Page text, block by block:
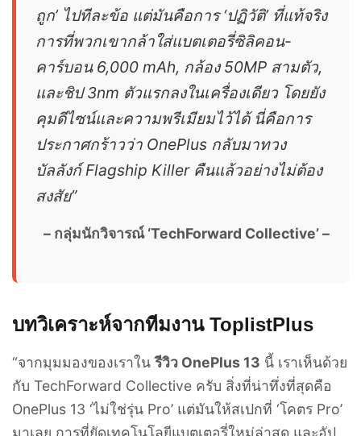
ถูก’ ไปทีละข้อ แต่มันคือการ ‘ปฏิวัติ’ ที่แท้จริง
การที่พวกเขากล้าใส่แบตเตอรี่ซิลิคอน-
คาร์บอน 6,000 mAh, กล้อง 50MP สามตัว,
และชิป 3nm ตัวแรกลงในเครื่องเดียว โดยยัง
คุมดีไซน์และความพรีเมียมไว้ได้ นี่คือการ
ประกาศกร้าวว่า OnePlus กลับมาทวง
บัลลังก์ Flagship Killer คืนแล้วอย่างไม่ต้อง
สงสัย”
– กลุ่มนักวิจารณ์ ‘TechForward Collective’ –
บทวิเคราะห์จากทีมงาน ToplistPlus
“จากมุมมองของเราในรีวิว OnePlus 13 นี้ เราเห็นด้วย
กับ TechForward Collective ครับ สิ่งที่น่าทึ่งที่สุดคือ
OnePlus 13 ‘ไม่ใช่รุ่น Pro’ แต่มันให้สเปกที่ ‘โคตร Pro’
มาเลย การที่ยัดเทคโนโลยีแบตเตอรี่ใหม่ล่าสุด และอัป